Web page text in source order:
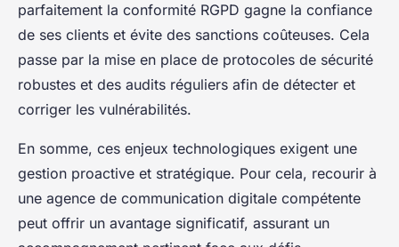
parfaitement la conformité RGPD gagne la confiance
de ses clients et évite des sanctions coûteuses. Cela
passe par la mise en place de protocoles de sécurité
robustes et des audits réguliers afin de détecter et
corriger les vulnérabilités.
En somme, ces enjeux technologiques exigent une
gestion proactive et stratégique. Pour cela, recourir à
une agence de communication digitale compétente
peut offrir un avantage significatif, assurant un